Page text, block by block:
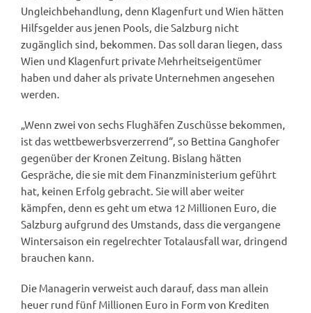
Ungleichbehandlung, denn Klagenfurt und Wien hätten
Hilfsgelder aus jenen Pools, die Salzburg nicht
zugänglich sind, bekommen. Das soll daran liegen, dass
Wien und Klagenfurt private Mehrheitseigentümer
haben und daher als private Unternehmen angesehen
werden.
„Wenn zwei von sechs Flughäfen Zuschüsse bekommen,
ist das wettbewerbsverzerrend“, so Bettina Ganghofer
gegenüber der Kronen Zeitung. Bislang hätten
Gespräche, die sie mit dem Finanzministerium geführt
hat, keinen Erfolg gebracht. Sie will aber weiter
kämpfen, denn es geht um etwa 12 Millionen Euro, die
Salzburg aufgrund des Umstands, dass die vergangene
Wintersaison ein regelrechter Totalausfall war, dringend
brauchen kann.
Die Managerin verweist auch darauf, dass man allein
heuer rund fünf Millionen Euro in Form von Krediten